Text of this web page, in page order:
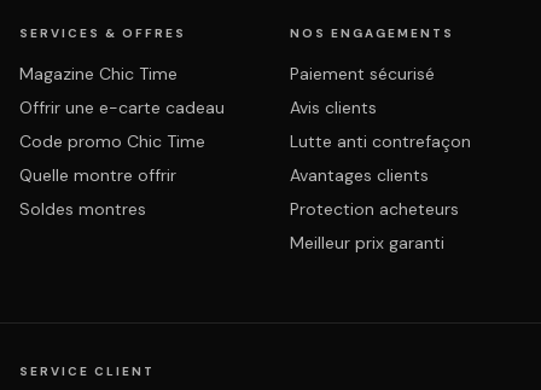
SERVICES & OFFRES
Magazine Chic Time
Offrir une e-carte cadeau
Code promo Chic Time
Quelle montre offrir
Soldes montres
NOS ENGAGEMENTS
Paiement sécurisé
Avis clients
Lutte anti contrefaçon
Avantages clients
Protection acheteurs
Meilleur prix garanti
SERVICE CLIENT